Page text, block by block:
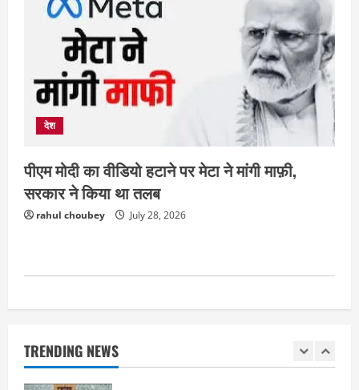
देश
पीएम मोदी का वीडियो हटाने पर मेटा ने मांगी माफ़ी,
सरकार ने किया था तलब
rahul choubey July 28, 2026
TRENDING NEWS
3
जाने क्या ?
August 9, 2026
छत्तीसगढ़ राज्य
राजनीतिक दांव-पेंच के लिहाज से अहम
मनेंद्रगढ़ में डीएफओ का तबादला चर्चा में
छत्तीसगढ़
151 किमी विधायक भावना बोहरा करेंगी
अमरकंटक से भोरमदेव तक पदयात्रा
1
महाराष्ट्र में सियासी हलचल तेज, पीएम मोदी से